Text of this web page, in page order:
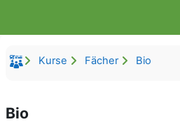
Kurse Fächer Bio
Bio